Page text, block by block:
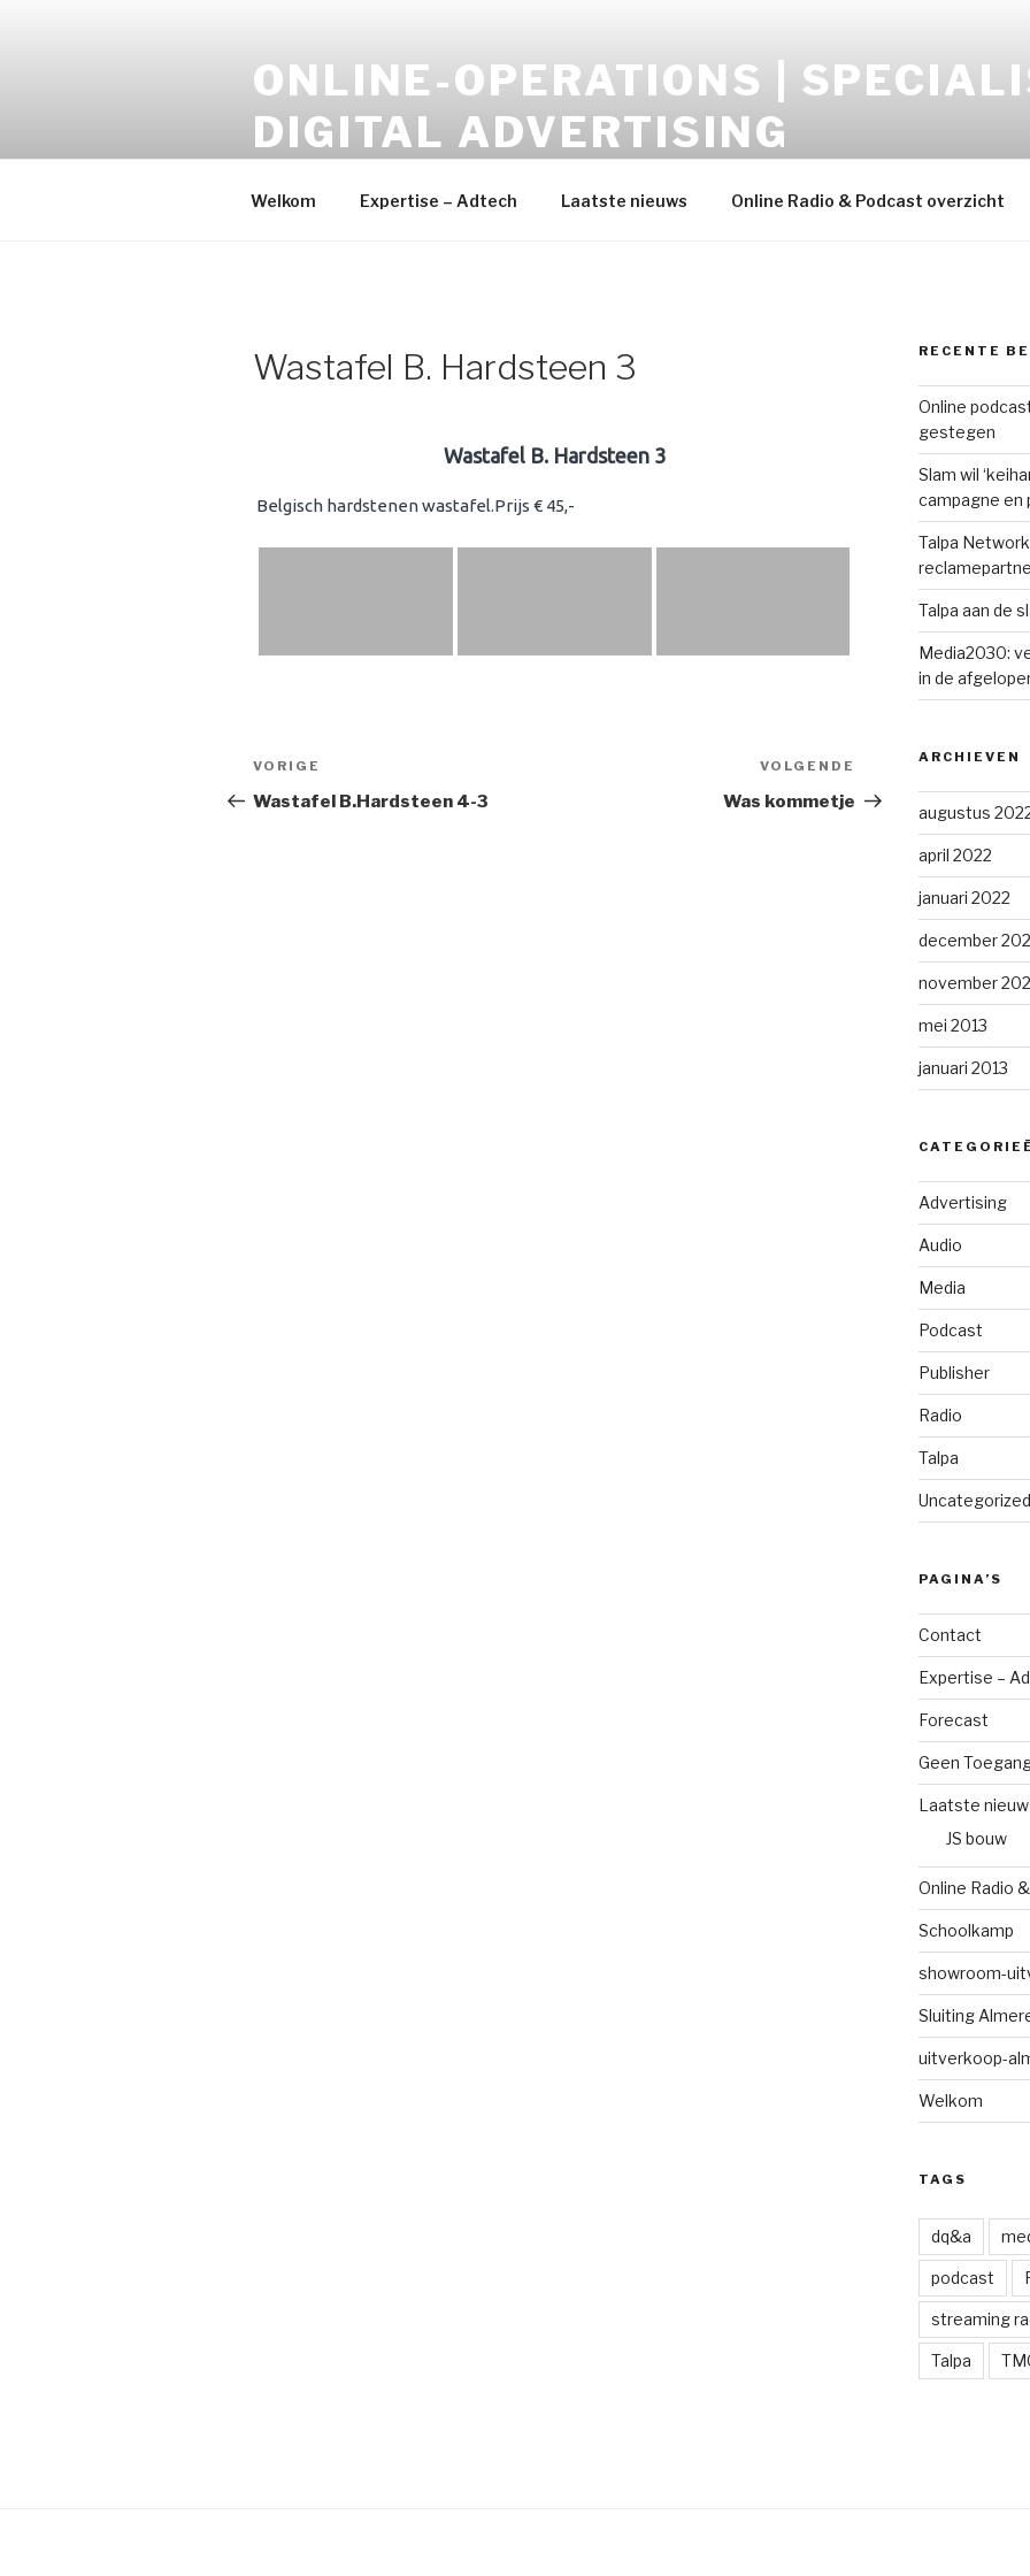
ONLINE-OPERATIONS |
DIGITAL ADVERTISING
Welkom Expertise – Adtech Laatste nieuws Online Radio & Podcast overzicht
Wastafel B. Hardsteen 3
Wastafel B. Hardsteen 3
Belgisch hardstenen wastafel.Prijs € 45,-
Bericht
navigatie
Vorig
bericht
VORIGE
Wastafel B.Hardsteen 4-3
Volgend
bericht
VOLGENDE
Was kommetje
RECENTE
Online
gestegen
Slam wil
campagne en
Talpa
Talpa aan de
Media2030:
in de
ARCHIEVEN
augustus
april 2022
januari 2022
december
november
mei 2013
januari 2013
Advertising
Audio
Media
Podcast
Publisher
Radio
Talpa
Uncategorized
PAGINA’S
Contact
Expertise –
Forecast
Geen
Laatste
JS bouw
Online Radio
Schoolkamp
showroom-
Sluiting
uitverkoop-
Welkom
TAGS
dq&a
podcast
streaming
Talpa